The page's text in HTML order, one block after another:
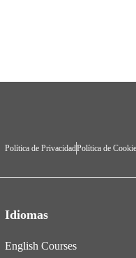
Política de PrivacidadPolítica de
Idiomas
English Courses